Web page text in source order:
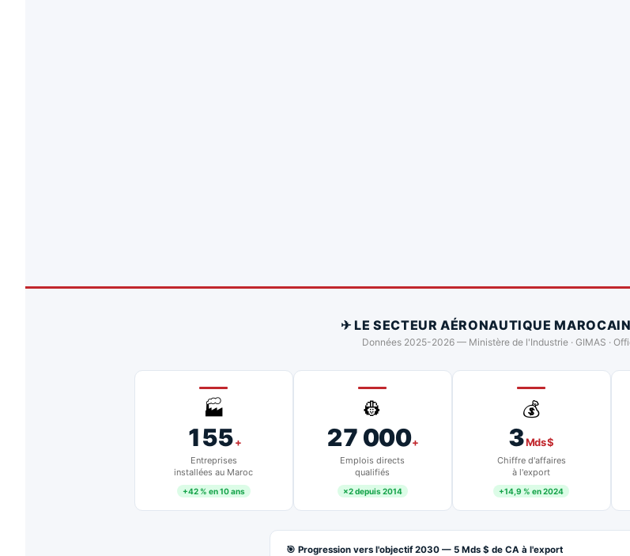
✈ LE SECTEUR AÉRONAUTIQUE
Données 2025-2026 — Ministère de l'Industrie · GIMAS ·
🏭
155+
Entreprises
installées au Maroc
+42 % en 10 ans
👷
27 000+
Emplois directs
qualifiés
×2 depuis 2014
💰
3Mds $
Chiffre d'affaires
à l'export
+14,9 % en 2024
🎯 Progression vers l'objectif 2030 — 5 Mds $ de CA à l'export